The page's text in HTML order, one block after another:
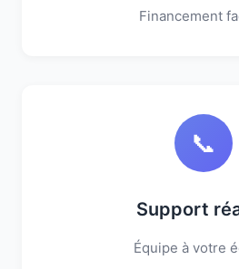
Financement
📞
Support
Équipe à votre